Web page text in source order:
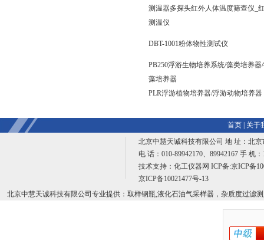
测温器多探头红外人体温度筛查仪_
测温仪
DBT-1001粉体物性测试仪
PB250浮游生物培养系统/藻类培养器
藻培养器
PLR浮游植物培养器/浮游动物培养器
首页|
关于
北京中慧天诚科技有限公司 地 址：北
电 话：010-89942170、89942167 手 机
技术支持： 化工仪器网 ICP备:京ICP备
京ICP备10021477号-13
北京中慧天诚科技有限公司专业提供：取样钢瓶,液化石油气采样器，杂质度过滤